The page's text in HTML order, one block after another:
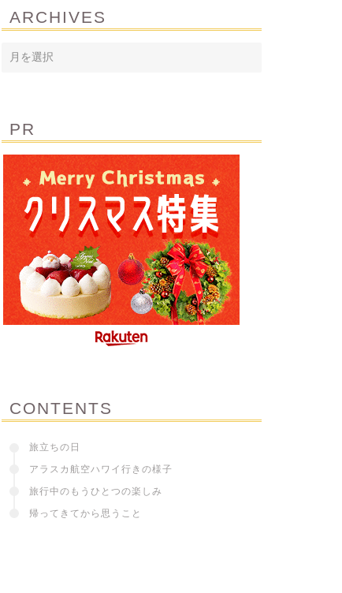
ARCHIVES
PR
CONTENTS
旅立ちの日
アラスカ航空ハワイ行きの様子
旅行中のもうひとつの楽しみ
帰ってきてから思うこと